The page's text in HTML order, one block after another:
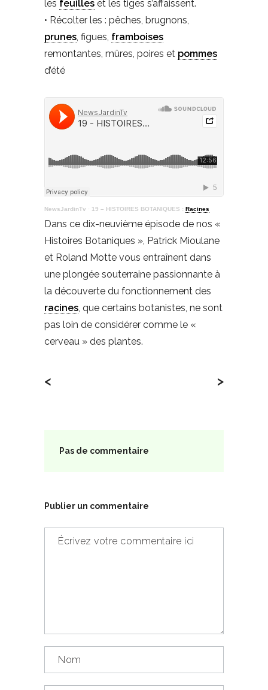
les feuilles et les tiges s’affaissent.
• Récolter les : pêches, brugnons,
prunes , figues, framboises
remontantes, mûres, poires et pommes
d’été
NewsJardinTv · 19 – HISTOIRES BOTANIQUES : Racines
Dans ce dix-neuvième épisode de nos «
Histoires Botaniques », Patrick Mioulane
et Roland Motte vous entraînent dans
une plongée souterraine passionnante à
la découverte du fonctionnement des
racines , que certains botanistes, ne sont
pas loin de considérer comme le «
cerveau » des plantes.
< >
Pas de commentaire
Publier un commentaire